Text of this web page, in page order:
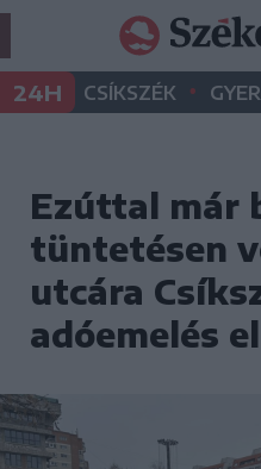
24H CSÍKSZÉK •
Ezúttal már
tüntetésen
utcára
adóemelés